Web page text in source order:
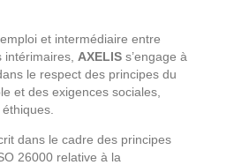
et intermédiaire entre
AXELIS s’engage à
le respect des principes du
et des exigences sociales,
dans le cadre des principes
26000 relative à la